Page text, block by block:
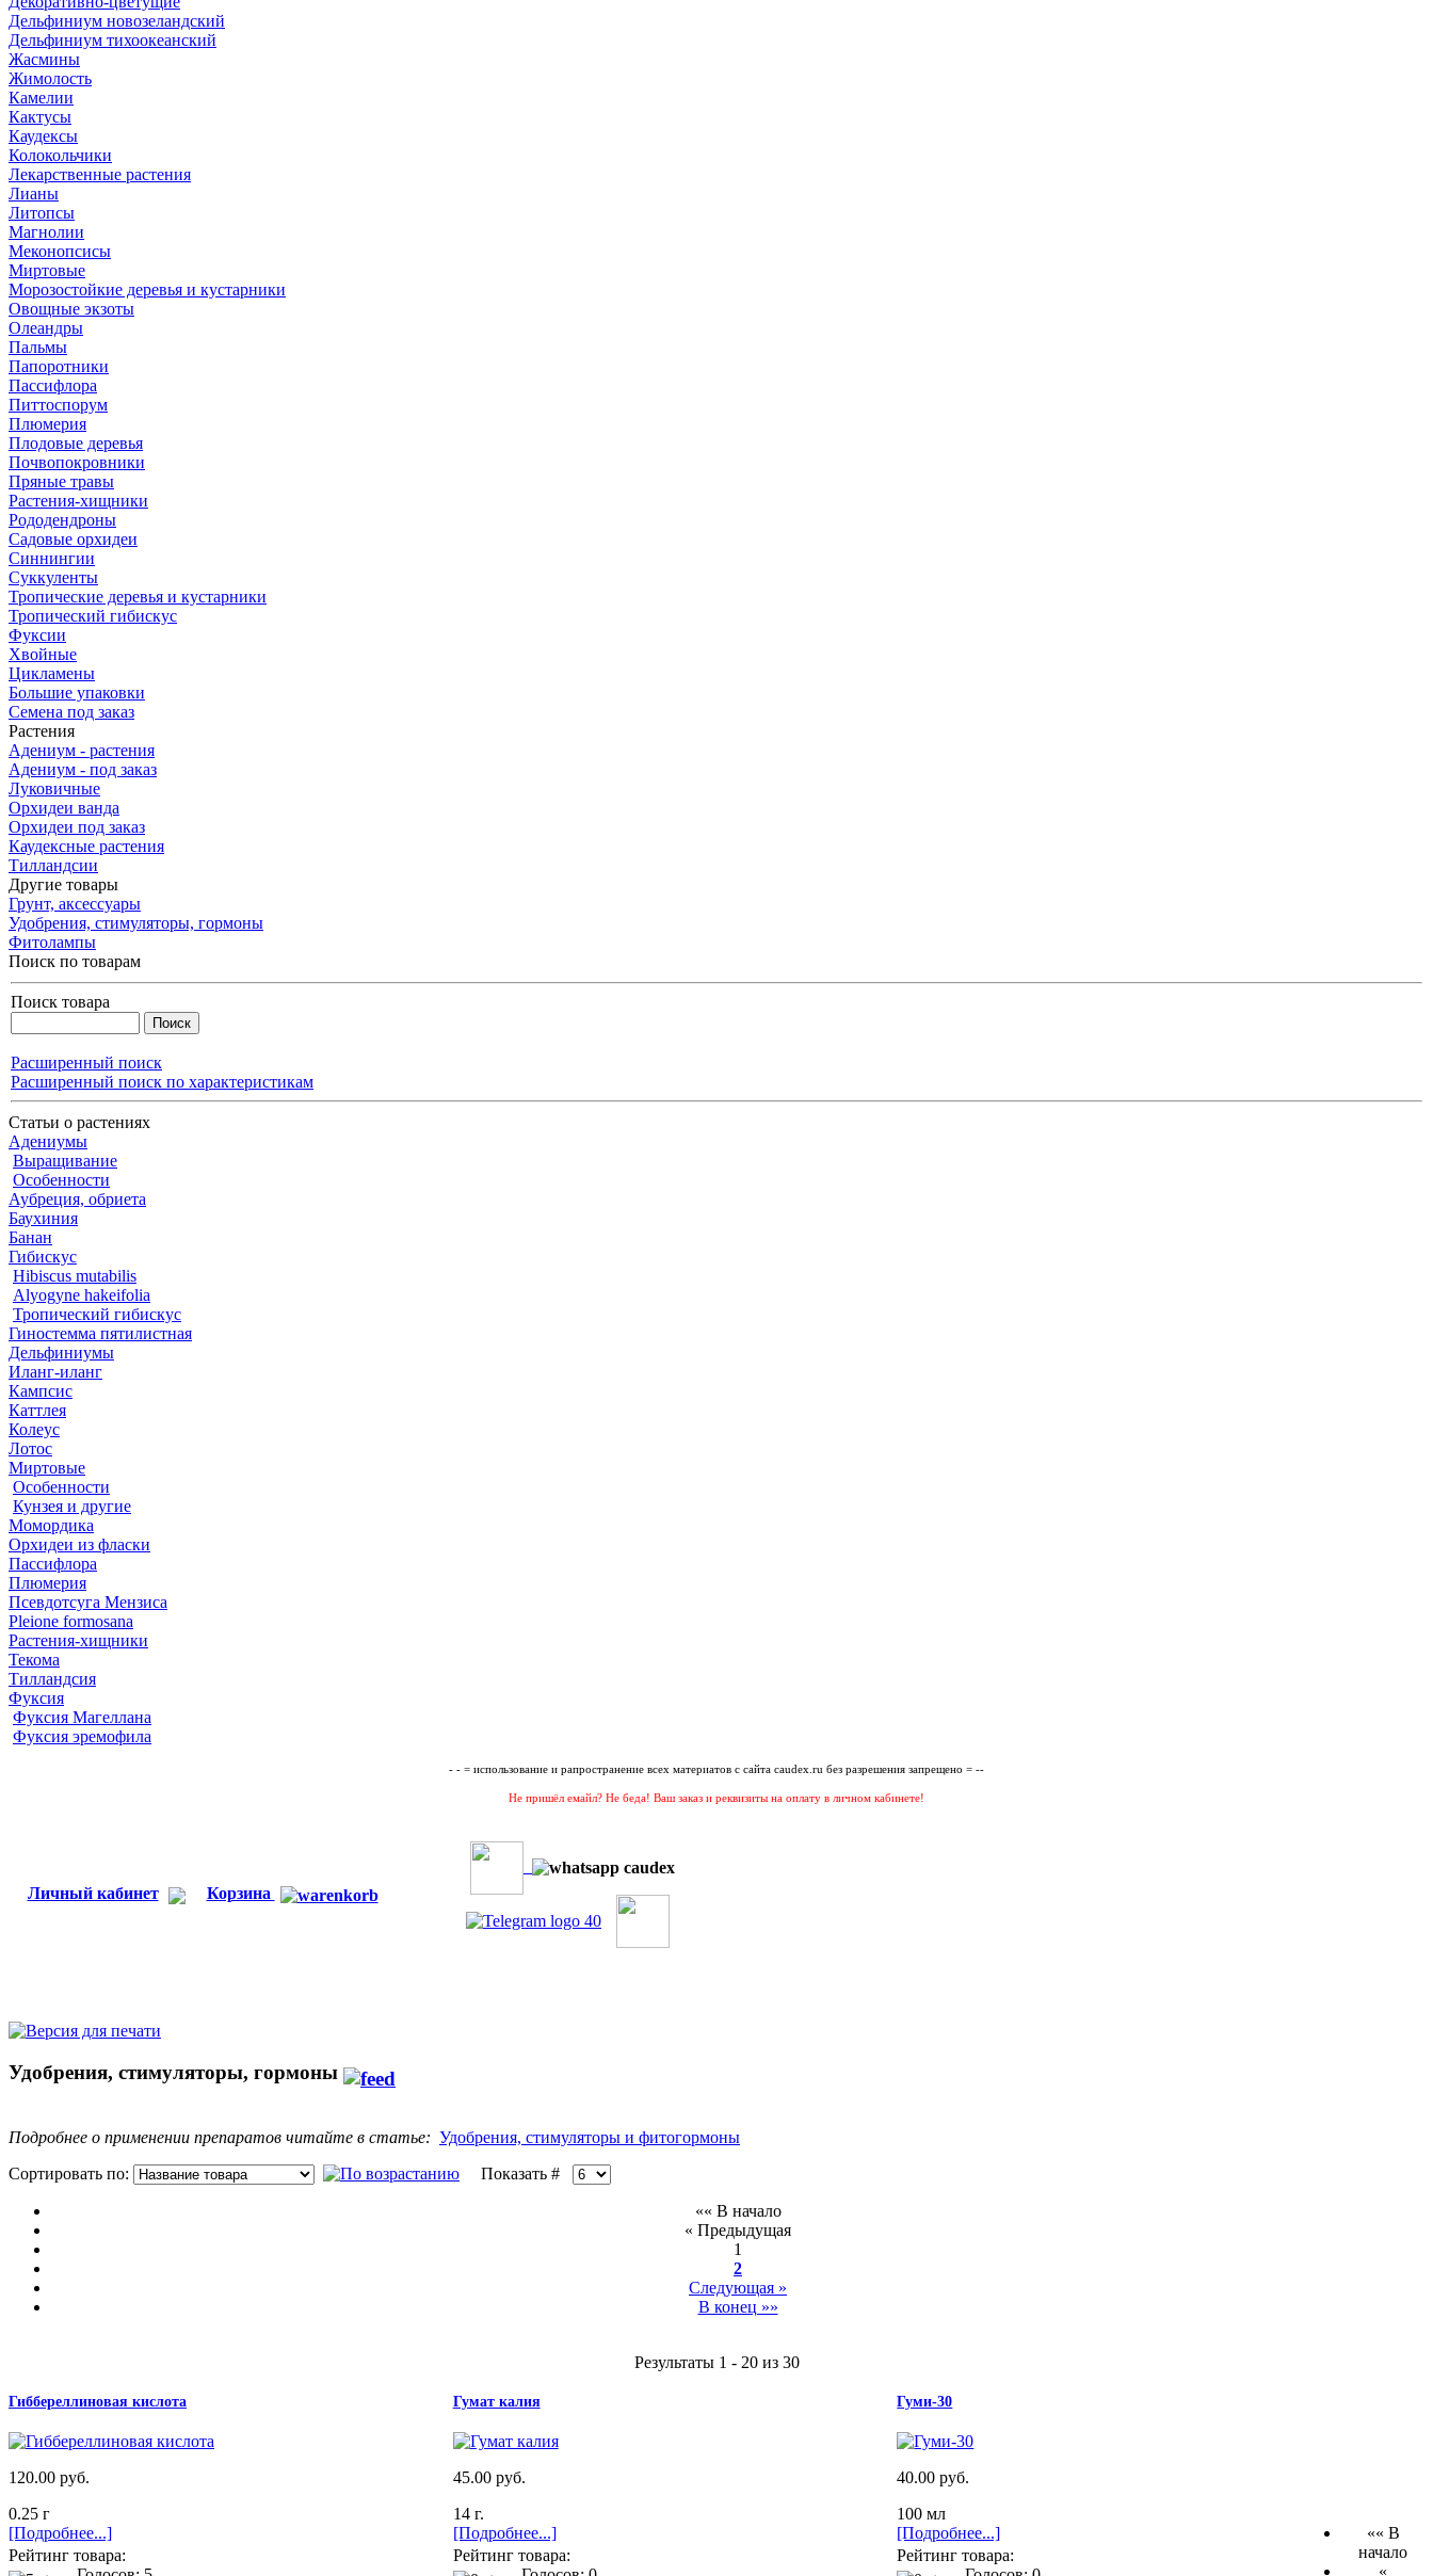
Дельфиниум новозеландский
Дельфиниум тихоокеанский
Жасмины
Жимолость
Камелии
Кактусы
Каудексы
Колокольчики
Лекарственные растения
Лианы
Литопсы
Магнолии
Меконопсисы
Миртовые
Морозостойкие деревья и кустарники
Овощные экзоты
Олеандры
Пальмы
Папоротники
Пассифлора
Питтоспорум
Плюмерия
Плодовые деревья
Почвопокровники
Пряные травы
Растения-хищники
Рододендроны
Садовые орхидеи
Синнингии
Суккуленты
Тропические деревья и кустарники
Тропический гибискус
Фуксии
Хвойные
Цикламены
Большие упаковки
Семена под заказ
Растения
Адениум - растения
Адениум - под заказ
Луковичные
Орхидеи ванда
Орхидеи под заказ
Каудексные растения
Тилландсии
Другие товары
Грунт, аксессуары
Удобрения, стимуляторы, гормоны
Фитолампы
Поиск по товарам
Поиск товара
Расширенный поиск
Расширенный поиск по характеристикам
Статьи о растениях
Адениумы
Выращивание
Особенности
Аубреция, обриета
Баухиния
Банан
Гибискус
Hibiscus mutabilis
Alyogyne hakeifolia
Тропический гибискус
Гиностемма пятилистная
Дельфиниумы
Иланг-иланг
Кампсис
Каттлея
Колеус
Лотос
Миртовые
Особенности
Кунзея и другие
Момордика
Орхидеи из фласки
Пассифлора
Плюмерия
Псевдотсуга Мензиса
Pleione formosana
Растения-хищники
Текома
Тилландсия
Фуксия
Фуксия Магеллана
Фуксия эремофила
- - = использование и рапространение всех материатов с сайта caudex.ru без разрешения запрещено = --
Не пришёл емайл? Не беда! Ваш заказ и реквизиты на оплату в личном кабинете!
Личный кабинет Корзина
Удобрения, стимуляторы, гормоны
Подробнее о применении препаратов читайте в статье: Удобрения, стимуляторы и фитогормоны
Сортировать по:
Показать #
«« В начало
« Предыдущая
1
2
Следующая »
В конец »»
Результаты 1 - 20 из 30
Гиббереллиновая кислота
120.00 руб.
0.25 г
[Подробнее...]
Рейтинг товара:
Гумат калия
45.00 руб.
14 г.
[Подробнее...]
Рейтинг товара:
Гуми-30
40.00 руб.
100 мл
[Подробнее...]
Рейтинг товара:
«« В
начало
«